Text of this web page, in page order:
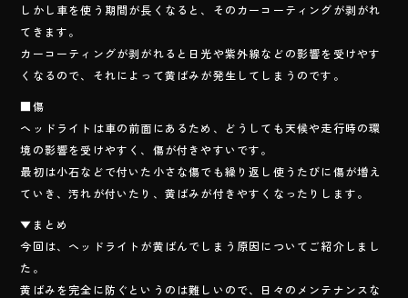
しかし車を使う期間が長くなると、そのカーコーティングが剥がれ
てきます。
カーコーティングが剥がれると日光や紫外線などの影響を受けやす
くなるので、それによって黄ばみが発生してしまうのです。
■傷
ヘッドライトは車の前面にあるため、どうしても天候や走行時の環
境の影響を受けやすく、傷が付きやすいです。
最初は小石などで付いた小さな傷でも繰り返し使うたびに傷が増え
ていき、汚れが付いたり、黄ばみが付きやすくなったりします。
▼まとめ
今回は、ヘッドライトが黄ばんでしまう原因についてご紹介しまし
た。
黄ばみを完全に防ぐというのは難しいので、日々のメンテナンスな